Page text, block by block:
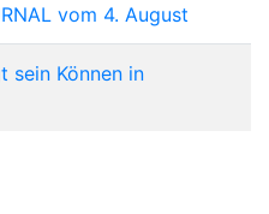
vom 4. August
sein Können in